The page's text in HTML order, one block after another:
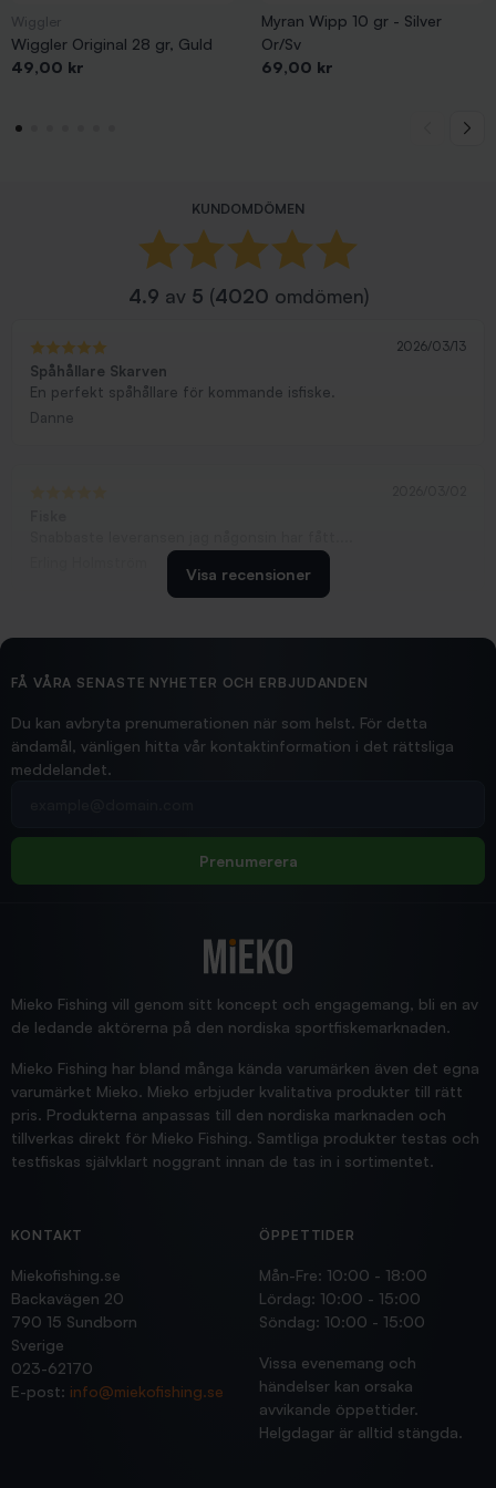
Wiggler Original 28 gr, Guld
Pris
49,00 kr
Myran Wipp 10 gr - Silver
Or/Sv
Pris
69,00 kr
KUNDOMDÖMEN
4.9 av 5 (4020 omdömen)
2026/03/13
Spåhållare Skarven
En perfekt spåhållare för kommande isfiske.
Danne
2026/02/19
Hittade exakt vad jag behövde. Snabb och bra...
Jensa
Visa recensioner
FÅ VÅRA SENASTE NYHETER OCH ERBJUDANDEN
Du kan avbryta prenumerationen när som helst. För detta
ändamål, vänligen hitta vår kontaktinformation i det rättsliga
meddelandet.
Prenumerera
Mieko Fishing vill genom sitt koncept och engagemang, bli en av
de ledande aktörerna på den nordiska sportfiskemarknaden.
Mieko Fishing har bland många kända varumärken även det egna
varumärket Mieko. Mieko erbjuder kvalitativa produkter till rätt
pris. Produkterna anpassas till den nordiska marknaden och
tillverkas direkt för Mieko Fishing. Samtliga produkter testas och
testfiskas självklart noggrant innan de tas in i sortimentet.
KONTAKT
Miekofishing.se
Backavägen 20
790 15 Sundborn
Sverige
023-62170
E-post: info@miekofishing.se
ÖPPETTIDER
Mån-Fre: 10:00 - 18:00
Lördag: 10:00 - 15:00
Söndag: 10:00 - 15:00
Vissa evenemang och
händelser kan orsaka
avvikande öppettider.
Helgdagar är alltid stängda.